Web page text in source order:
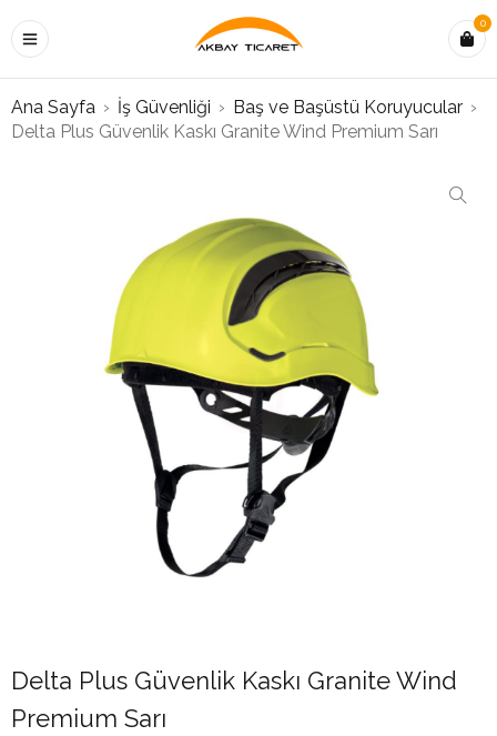
0
Ana Sayfa › İş Güvenliği › Baş ve Başüstü Koruyucular ›
Delta Plus Güvenlik Kaskı Granite Wind Premium Sarı
Delta Plus Güvenlik Kaskı Granite Wind
Premium Sarı